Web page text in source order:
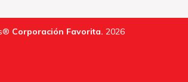
Corporación Favorita. 2026